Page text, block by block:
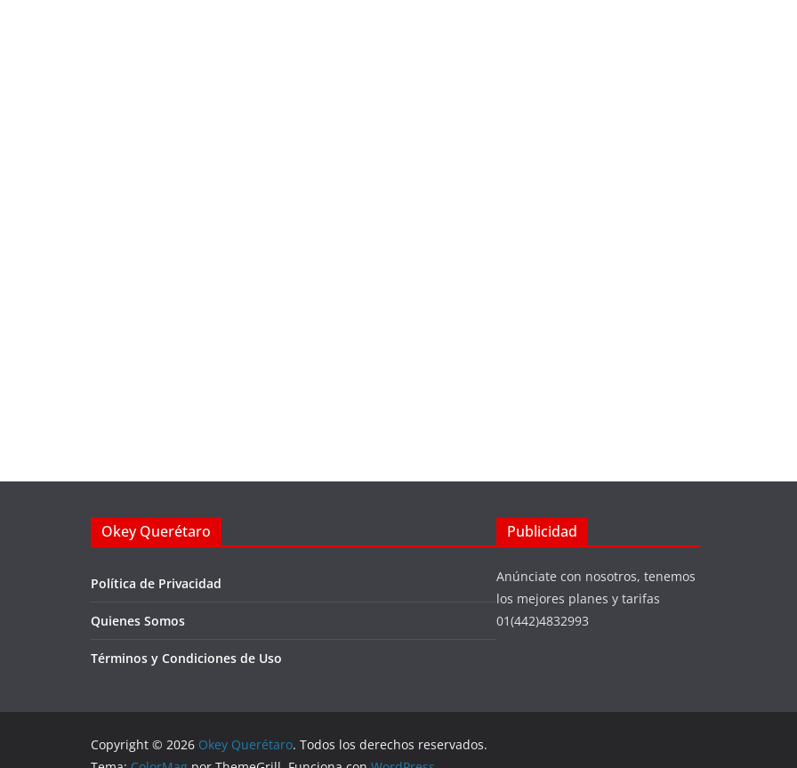
Okey Querétaro
Política de Privacidad
Quienes Somos
Términos y Condiciones de Uso
Publicidad
Anúnciate con nosotros, tenemos
los mejores planes y tarifas
01(442)4832993
Copyright © 2026 Okey Querétaro. Todos los derechos reservados.